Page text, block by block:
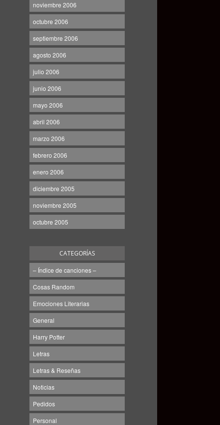
noviembre 2006
octubre 2006
septiembre 2006
agosto 2006
julio 2006
junio 2006
mayo 2006
abril 2006
marzo 2006
febrero 2006
enero 2006
diciembre 2005
noviembre 2005
octubre 2005
CATEGORÍAS
– Índice de canciones –
Cosas Random
Emociones Literarias
General
Harry Potter
Letras
Letras & Reseñas
Noticias
Pedidos
Personal